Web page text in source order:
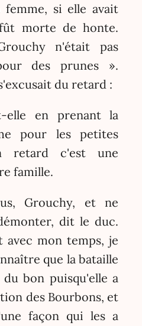
si elle avait
morte de honte.
n'était pas
des prunes ».
du retard :
elle en prenant la
pour les petites
retard c'est une
famille.
Grouchy, et ne
dit le duc.
avec mon temps, je
que la bataille
bon puisqu'elle a
des Bourbons, et
façon qui les a